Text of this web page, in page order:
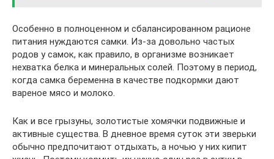
Особенно в полноценном и сбалансированном рационе
питания нуждаются самки. Из-за довольно частых
родов у самок, как правило, в организме возникает
нехватка белка и минеральных солей. Поэтому в период,
когда самка беременна в качестве подкормки дают
вареное мясо и молоко.
Как и все грызуны, золотистые хомячки подвижные и
активные существа. В дневное время суток эти зверьки
обычно предпочитают отдыхать, а ночью у них кипит